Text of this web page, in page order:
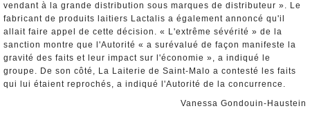
vendant à la grande distribution sous marques de distributeur ». Le
fabricant de produits laitiers Lactalis a également annoncé qu'il
allait faire appel de cette décision. « L'extrême sévérité » de la
sanction montre que l'Autorité « a surévalué de façon manifeste la
gravité des faits et leur impact sur l'économie », a indiqué le
groupe. De son côté, La Laiterie de Saint-Malo a contesté les faits
qui lui étaient reprochés, a indiqué l'Autorité de la concurrence.
Vanessa Gondouin-Haustein